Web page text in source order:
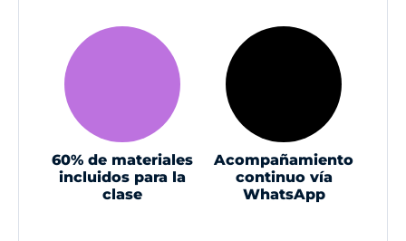
60% de materiales
incluidos para la
clase
Acompañamiento
continuo vía
WhatsApp